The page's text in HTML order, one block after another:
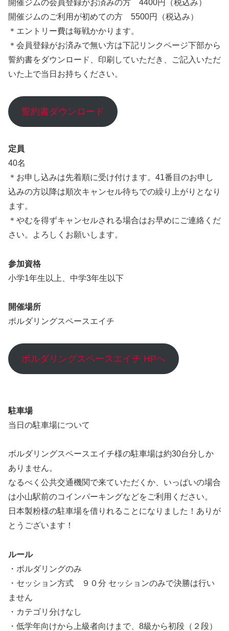
開催ジムの会員登録がお済みの方 4400円（税込み）
開催ジムのご利用が初めての方 5500円（税込み）
＊エントリー費は毎戦かかります。
＊会員登録がお済みで無い方は下記リンクページ下部から
誓約書をダウンロード、印刷していただき、ご記入いただ
いた上で当日お持ちください。
誓約書ダウンロード
定員
40名
＊お申し込みは先着順に受け付けます。41番目のお申し
込みの方以降は順次キャンセル待ちでの繰り上がりとなり
ます。
＊やむを得ずキャンセルされる場合はお早めにご連絡くだ
さい。よろしくお願いします。
参加資格
小学1年生以上、中学3年生以下
開催場所
ボルダリングスペースエイチ
ボルダリングスペースエイチ HPへ
駐車場
当日の駐車場について
ボルダリングスペースエイチ様の駐車場は約30台分しか
ありません。
なるべく公共交通機関で来ていただくか、いっぱいの場合
は小山駅前のコインパーキングなどをご利用ください。
日本製粉様の駐車場を借りれることになりました！ありが
とうございます！
ルール
・ボルダリングのみ
・セッション方式 ９０分 セッションのみで決勝は行い
ません
・カテゴリ分けなし
・低学年向けから上級者向けまで、8級から初段（２段）